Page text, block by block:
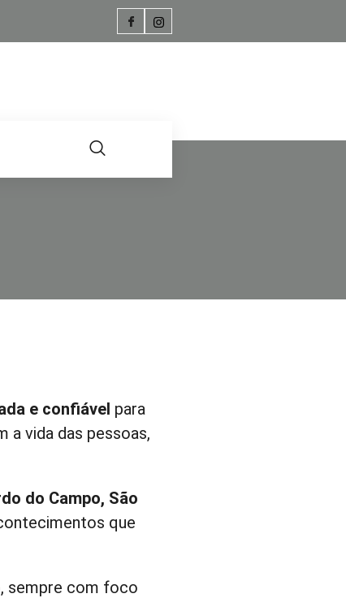
e confiável para
a vida das pessoas,
do Campo, São
que
, sempre com foco